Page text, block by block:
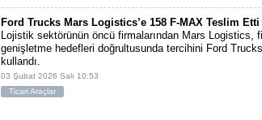
Ford Trucks Mars Logistics’e 158 F-MAX Teslim Etti
Lojistik sektörünün öncü firmalarından Mars Logistics,
genişletme hedefleri doğrultusunda tercihini Ford
kullandı.
03 Şubat 2026 Salı 10:53
Ticari Araçlar